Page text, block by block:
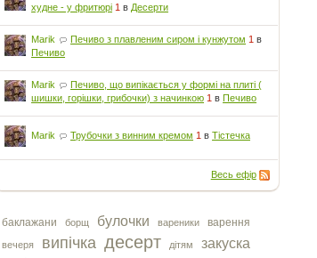
худне - у фритюрі 1 в Десерти
Marik Печиво з плавленим сиром і кунжутом 1 в
Печиво
Marik
Печиво, що випікається у формі на плиті (
шишки, горішки, грибочки) з начинкою 1 вПечиво
Marik Трубочки з винним кремом 1 вТістечка
Весь ефір
баклажани борщ булочки вареники варення
вечеря випічка десерт дітям
закуска